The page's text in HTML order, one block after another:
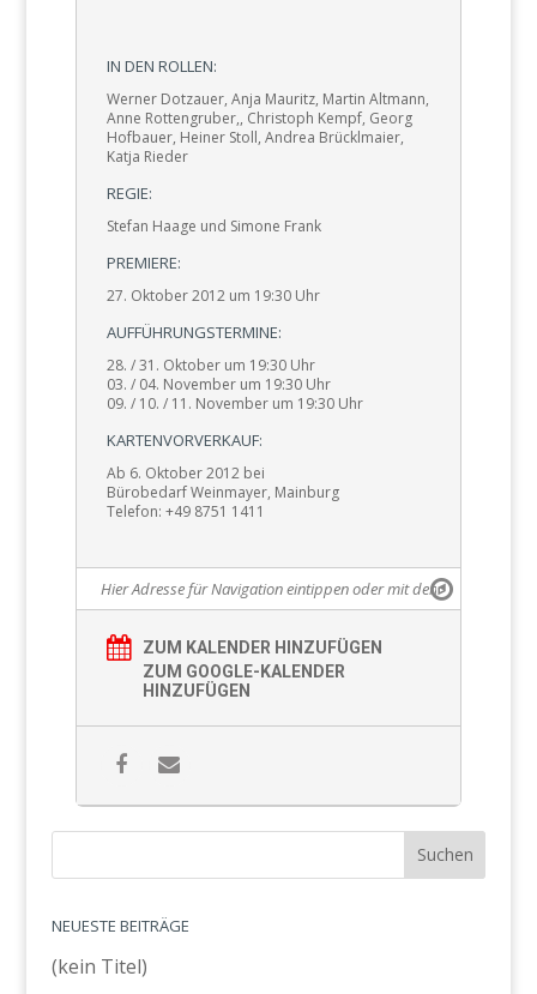
IN DEN ROLLEN:
Werner Dotzauer, Anja Mauritz, Martin Altmann,
Anne Rottengruber,, Christoph Kempf, Georg
Hofbauer, Heiner Stoll, Andrea Brücklmaier,
Katja Rieder
REGIE:
Stefan Haage und Simone Frank
PREMIERE:
27. Oktober 2012 um 19:30 Uhr
AUFFÜHRUNGSTERMINE:
28. / 31. Oktober um 19:30 Uhr
03. / 04. November um 19:30 Uhr
09. / 10. / 11. November um 19:30 Uhr
KARTENVORVERKAUF:
Ab 6. Oktober 2012 bei
Bürobedarf Weinmayer, Mainburg
Telefon: +49 8751 1411
ZUM KALENDER HINZUFÜGEN
ZUM GOOGLE-KALENDER
HINZUFÜGEN
NEUESTE BEITRÄGE
(kein Titel)